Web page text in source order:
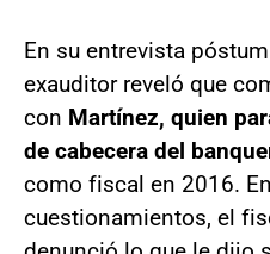
En su entrevista
exauditor reveló que
con Martínez, quien
de cabecera del
como fiscal en 2016.
cuestionamientos, el